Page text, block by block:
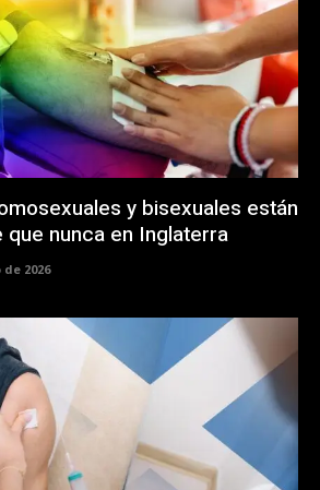
y bisexuales están
que nunca en Inglaterra
2026